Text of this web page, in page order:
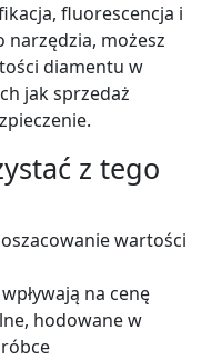
fluorescencja i
narzędzia, możesz
diamentu w
jak sprzedaż
z tego
wartości
na cenę
hodowane w